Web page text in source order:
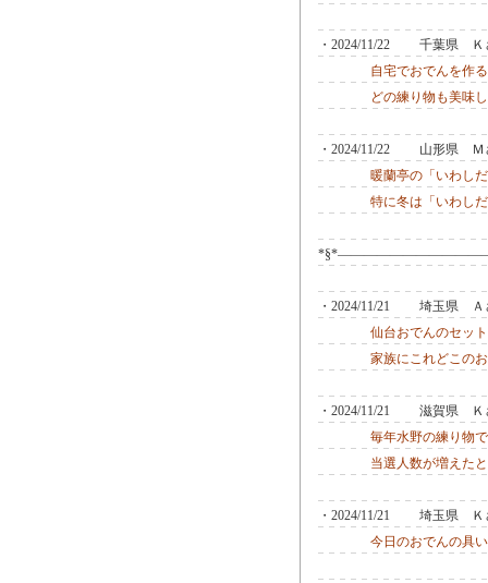
・2024/11/22 千葉県 Ｋ
自宅でおでんを作
どの練り物も美味
・2024/11/22 山形県 Ｍ
暖蘭亭の「いわし
特に冬は「いわし
・2024/11/21 埼玉県 Ａ
仙台おでんのセッ
家族にこれどこの
・2024/11/21 滋賀県 Ｋ
毎年水野の練り物
当選人数が増えた
・2024/11/21 埼玉県 Ｋ
今日のおでんの具